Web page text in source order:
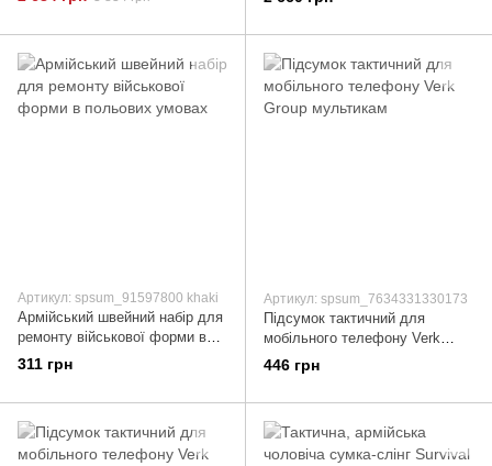
Коричневий
Артикул: spsum_91597800 khaki
Армійський швейний набір для
ремонту військової форми в
польових умовах
311 грн
Артикул: spsum_7634331330173
Підсумок тактичний для
мобільного телефону Verk
Group мультикам
446 грн